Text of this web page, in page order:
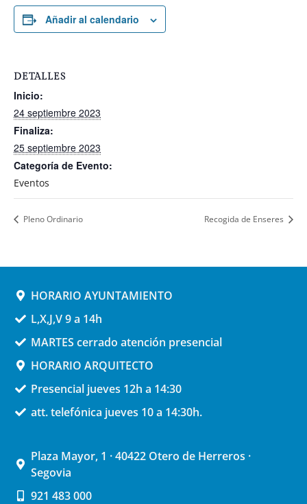
Añadir al calendario
DETALLES
Inicio:
24 septiembre 2023
Finaliza:
25 septiembre 2023
Categoría de Evento:
Eventos
Pleno Ordinario Recogida de Enseres
HORARIO AYUNTAMIENTO
L,X,J,V 9 a 14h
MARTES cerrado atención presencial
HORARIO ARQUITECTO
Presencial jueves 12h a 14:30
att. telefónica jueves 10 a 14:30h.
Plaza Mayor, 1 · 40422 Otero de Herreros ·
Segovia
921 483 000